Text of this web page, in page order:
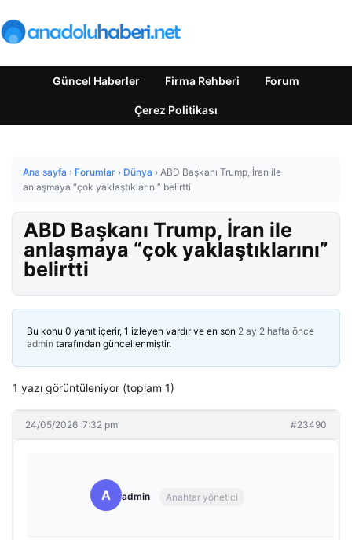
Güncel Haberler Firma Rehberi Forum
Çerez Politikası
Ana sayfa › Forumlar › Dünya › ABD Başkanı Trump, İran ile
anlaşmaya “çok yaklaştıklarını” belirtti
ABD Başkanı Trump, İran ile
anlaşmaya “çok yaklaştıklarını”
belirtti
Bu konu 0 yanıt içerir, 1 izleyen vardır ve en son 2 ay 2 hafta önce
admin tarafından güncellenmiştir.
1 yazı görüntüleniyor (toplam 1)
24/05/2026: 7:32 pm #23490
A admin Anahtar yönetici